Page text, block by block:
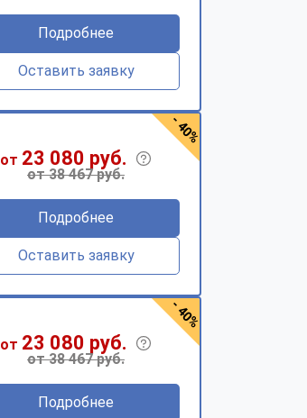
Подробнее
Оставить заявку
от 23 080 руб.
от 38 467 руб.
Подробнее
Оставить заявку
- 40%
от 23 080 руб.
от 38 467 руб.
Подробнее
- 40%